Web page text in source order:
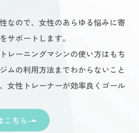
なので、女性のあらゆる悩みに寄
サポートします。
レーニングマシンの使い方はもち
ムの利用方法までわからないこと
女性トレーナーが効率良くゴール
こちら